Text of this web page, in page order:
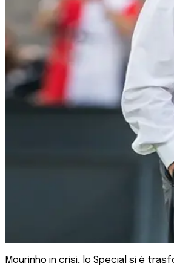
Mourinho in crisi, lo Special si è